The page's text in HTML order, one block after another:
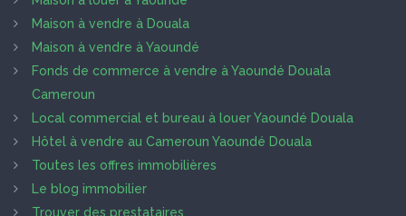
Maison à vendre à Douala
Maison à vendre à Yaoundé
Fonds de commerce à vendre à Yaoundé Douala
Cameroun
Local commercial et bureau à louer Yaoundé Douala
Hôtel à vendre au Cameroun Yaoundé Douala
Toutes les offres immobilières
Le blog immobilier
Trouver des prestataires